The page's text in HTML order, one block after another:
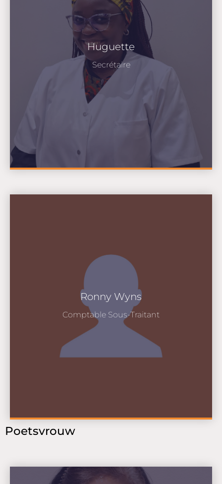
Huguette
Secrétaire
Ronny Wyns
Comptable Sous-Traitant
Poetsvrouw